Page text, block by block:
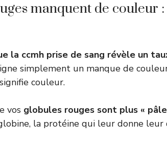
manquent de couleur :
la ccmh prise de sang révèle un
simplement un manque de
couleur.
vos globules rouges sont plus «
la protéine qui leur donne